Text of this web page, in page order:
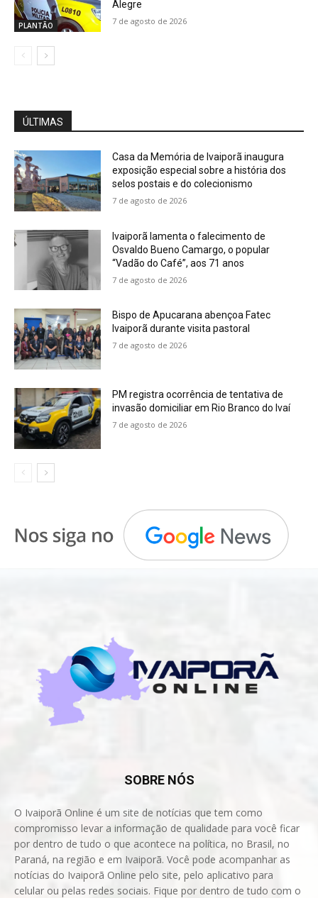
PLANTÃO
Alegre
7 de agosto de 2026
ÚLTIMAS
Casa da Memória de Ivaiporã inaugura
exposição especial sobre a história dos
selos postais e do colecionismo
7 de agosto de 2026
Ivaiporã lamenta o falecimento de
Osvaldo Bueno Camargo, o popular
“Vadão do Café”, aos 71 anos
7 de agosto de 2026
Bispo de Apucarana abençoa Fatec
Ivaiporã durante visita pastoral
7 de agosto de 2026
PM registra ocorrência de tentativa de
invasão domiciliar em Rio Branco do Ivaí
7 de agosto de 2026
SOBRE NÓS
O Ivaiporã Online é um site de notícias que tem como
compromisso levar a informação de qualidade para você ficar
por dentro de tudo o que acontece na política, no Brasil, no
Paraná, na região e em Ivaiporã. Você pode acompanhar as
notícias do Ivaiporã Online pelo site, pelo aplicativo para
celular ou pelas redes sociais. Fique por dentro de tudo com o